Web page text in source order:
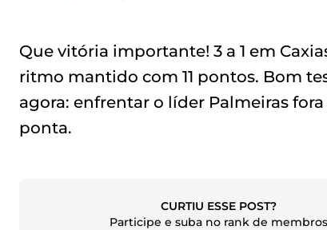
Que vitória importante! 3 a 1 em
ritmo mantido com 11 pontos. Bom
agora: enfrentar o líder Palmeiras
ponta.
CURTIU ESSE POST?
Participe e suba no rank de membros